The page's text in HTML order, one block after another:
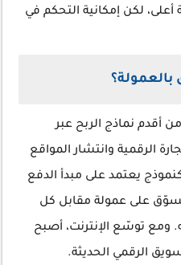
أعلى، لكن إمكانية التحكم في
من أقدم نماذج الربح عبر
الرقمية وانتشار المواقع
كنموذج يعتمد على مبدأ الدفع
على عمولة مقابل كل
ومع توسّع الإنترنت، أصبح
الرقمي الحديثة.